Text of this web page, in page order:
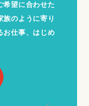
希望に合わせた
族のように寄り
お仕事、はじめ